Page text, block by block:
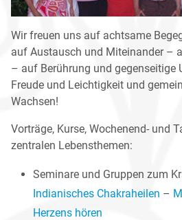
Wir freuen uns auf achtsame
auf Austausch und Miteinander –
– auf Berührung und gegenseitige
Freude und Leichtigkeit und
Wachsen!
Vorträge, Kurse, Wochenend- und
zentralen Lebensthemen:
Seminare und Gruppen zum
Indianisches Chakraheilen –
Herzens hören